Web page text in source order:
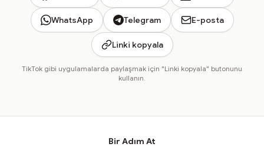
WhatsApp Telegram E-posta
Linki kopyala
TikTok gibi uygulamalarda paylaşmak için "Linki kopyala" butonunu
kullanın.
Bir Adım At